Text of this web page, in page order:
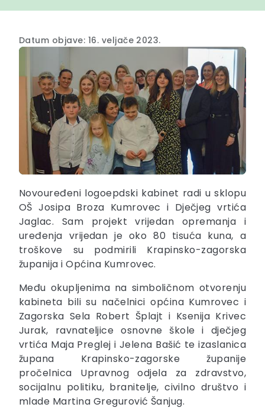
Datum objave: 16. veljače 2023.
Novouređeni logoepdski kabinet radi u sklopu
OŠ Josipa Broza Kumrovec i Dječjeg vrtića
Jaglac. Sam projekt vrijedan opremanja i
uređenja vrijedan je oko 80 tisuća kuna, a
troškove su podmirili Krapinsko-zagorska
županija i Općina Kumrovec.
Među okupljenima na simboličnom otvorenju
kabineta bili su načelnici općina Kumrovec i
Zagorska Sela Robert Šplajt i Ksenija Krivec
Jurak, ravnateljice osnovne škole i dječjeg
vrtića Maja Preglej i Jelena Bašić te izaslanica
župana Krapinsko-zagorske županije
pročelnica Upravnog odjela za zdravstvo,
socijalnu politiku, branitelje, civilno društvo i
mlade Martina Gregurović Šanjug.